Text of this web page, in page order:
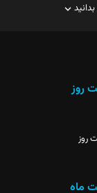
روز
روز
ماه